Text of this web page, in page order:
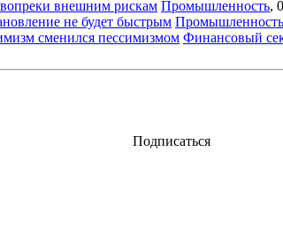
вопреки внешним рискам Промышленность,
не будет быстрым Промышленность
сменился пессимизмом Финансовый
Подписаться